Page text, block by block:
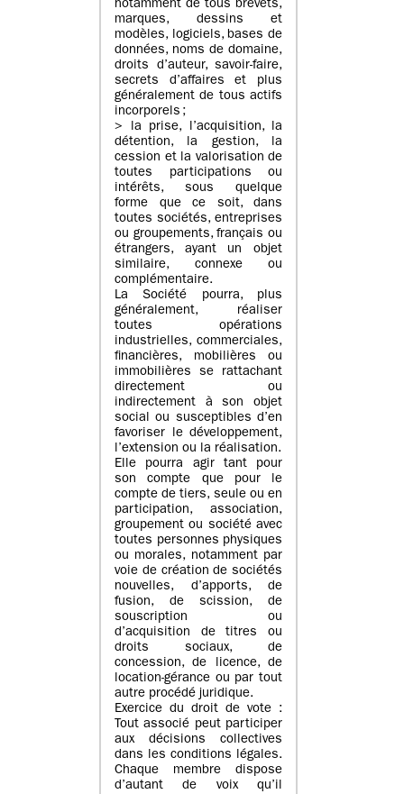
notamment de tous brevets,
marques, dessins et
modèles, logiciels, bases de
données, noms de domaine,
droits d’auteur, savoir-faire,
secrets d’affaires et plus
généralement de tous actifs
incorporels ;
> la prise, l’acquisition, la
détention, la gestion, la
cession et la valorisation de
toutes participations ou
intérêts, sous quelque
forme que ce soit, dans
toutes sociétés, entreprises
ou groupements, français ou
étrangers, ayant un objet
similaire, connexe ou
complémentaire.
La Société pourra, plus
généralement, réaliser
toutes opérations
industrielles, commerciales,
financières, mobilières ou
immobilières se rattachant
directement ou
indirectement à son objet
social ou susceptibles d’en
favoriser le développement,
l’extension ou la réalisation.
Elle pourra agir tant pour
son compte que pour le
compte de tiers, seule ou en
participation, association,
groupement ou société avec
toutes personnes physiques
ou morales, notamment par
voie de création de sociétés
nouvelles, d’apports, de
fusion, de scission, de
souscription ou
d’acquisition de titres ou
droits sociaux, de
concession, de licence, de
location-gérance ou par tout
autre procédé juridique.
Exercice du droit de vote :
Tout associé peut participer
aux décisions collectives
dans les conditions légales.
Chaque membre dispose
d’autant de voix qu’il